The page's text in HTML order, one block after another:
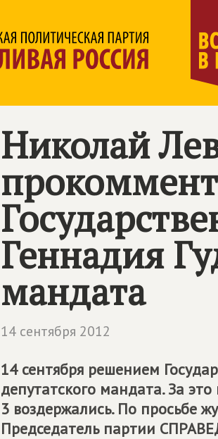
Николай
Геннадия
мандата
14 сентября 2012
14 сентября решением
депутатского мандата. За
3 воздержались. По просьбе
Председатель партии